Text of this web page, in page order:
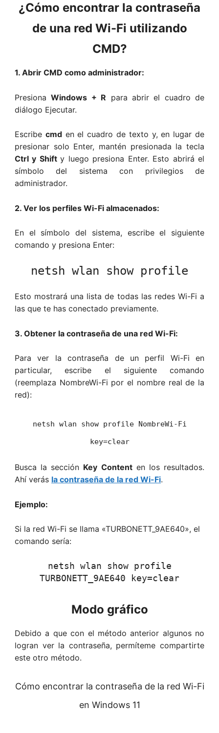
¿Cómo encontrar la contraseña
de una red Wi-Fi utilizando
CMD?
1. Abrir CMD como administrador:
PresionaWindows + R para abrir el cuadro de
diálogo Ejecutar.
Escribe cmden el cuadro de texto y, en lugar de
presionar solo Enter, mantén presionada la tecla
Ctrl y Shifty luego presiona Enter. Esto abrirá el
símbolo del sistema con privilegios de
administrador.
2. Ver los perfiles Wi-Fi almacenados:
En el símbolo del sistema, escribe el siguiente
comando y presiona Enter:
netsh wlan show profile
Esto mostrará una lista de todas las redes Wi-Fi a
las que te has conectado previamente.
3. Obtener la contraseña de una red Wi-Fi:
Para ver la contraseña de un perfil Wi-Fi en
particular, escribe el siguiente comando
(reemplaza NombreWi-Fi por el nombre real de la
red):
netsh wlan show profile NombreWi-Fi
key=clear
Busca la sección Key Contenten los resultados.
Ahí verás la contraseña de la red Wi-Fi.
Ejemplo:
Si la red Wi-Fi se llama «TURBONETT_9AE640», el
comando sería:
netsh wlan show profile
TURBONETT_9AE640 key=clear
Modo gráfico
Debido a que con el método anterior algunos no
logran ver la contraseña, permíteme compartirte
este otro método.
Cómo encontrar la contraseña de la red Wi-Fi
en Windows 11